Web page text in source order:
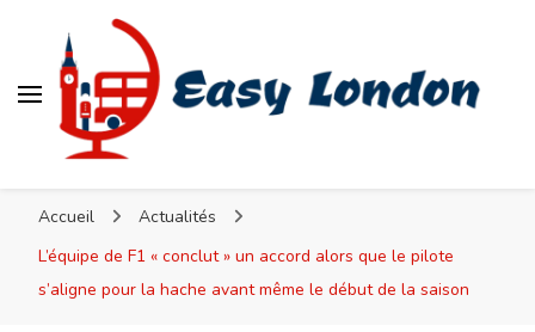
Accueil
Actualités
L’équipe de F1 « conclut » un accord alors que le pilote
s’aligne pour la hache avant même le début de la saison